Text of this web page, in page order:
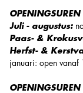
Juli - augustus:
Paas- &
Herfst- &
januari: open
OPENINGSUREN